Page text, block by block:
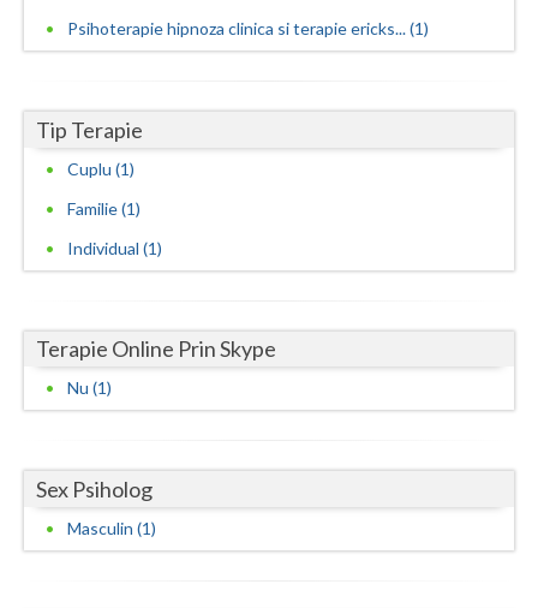
Psihoterapie hipnoza clinica si terapie ericks... (1)
Tip Terapie
Cuplu (1)
Familie (1)
Individual (1)
Terapie Online Prin Skype
Nu (1)
Sex Psiholog
Masculin (1)